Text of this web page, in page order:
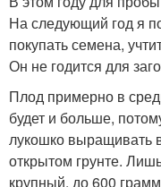
На следующий год я
покупать семена,
Он не годится для
Плод примерно в
будет и больше,
лукошко выращивать
открытом грунте.
крупный, до 600